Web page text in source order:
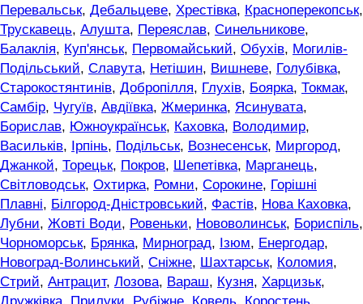
Перевальськ, Дебальцеве, Хрестівка, Красноперекопськ,
Трускавець, Алушта, Переяслав, Синельникове,
Балаклія, Куп'янськ, Первомайський, Обухів, Могилів-
Подільський, Славута, Нетішин, Вишневе, Голубівка,
Старокостянтинів, Добропілля, Глухів, Боярка, Токмак,
Самбір, Чугуїв, Авдіївка, Жмеринка, Ясинувата,
Борислав, Южноукраїнськ, Каховка, Володимир,
Васильків, Ірпінь, Подільськ, Вознесенськ, Миргород,
Джанкой, Торецьк, Покров, Шепетівка, Марганець,
Світловодськ, Охтирка, Ромни, Сорокине, Горішні
Плавні, Білгород-Дністровський, Фастів, Нова Каховка,
Лубни, Жовті Води, Ровеньки, Нововолинськ, Бориспіль,
Чорноморськ, Брянка, Мирноград, Ізюм, Енергодар,
Новоград-Волинський, Сніжне, Шахтарськ, Коломия,
Стрий, Антрацит, Лозова, Вараш, Кузня, Харцизьк,